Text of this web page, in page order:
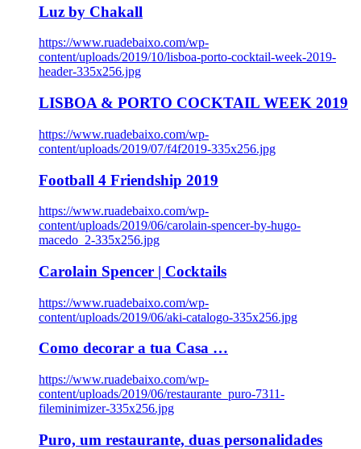
Luz by Chakall
https://www.ruadebaixo.com/wp-
content/uploads/2019/10/lisboa-porto-cocktail-week-2019-
header-335x256.jpg
LISBOA & PORTO COCKTAIL WEEK 2019
https://www.ruadebaixo.com/wp-
content/uploads/2019/07/f4f2019-335x256.jpg
Football 4 Friendship 2019
https://www.ruadebaixo.com/wp-
content/uploads/2019/06/carolain-spencer-by-hugo-
macedo_2-335x256.jpg
Carolain Spencer | Cocktails
https://www.ruadebaixo.com/wp-
content/uploads/2019/06/aki-catalogo-335x256.jpg
Como decorar a tua Casa …
https://www.ruadebaixo.com/wp-
content/uploads/2019/06/restaurante_puro-7311-
fileminimizer-335x256.jpg
Puro, um restaurante, duas personalidades